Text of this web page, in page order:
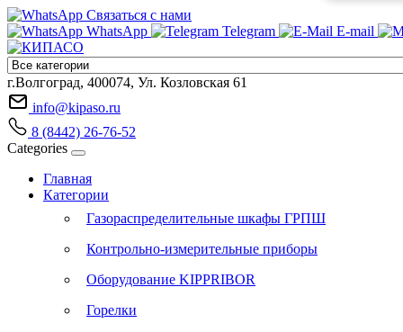
Связаться с нами
WhatsApp
Telegram E-mail
г.Волгоград, 400074, Ул. Козловская 61
info@kipaso.ru
8 (8442) 26-76-52
Categories
Главная
Категории
Газораспределительные шкафы ГРПШ
Контрольно-измерительные приборы
Оборудование KIPPRIBOR
Горелки